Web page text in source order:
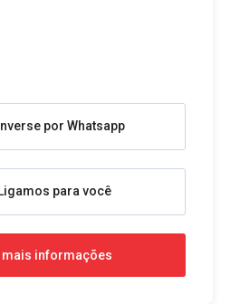
por Whatsapp
Ligamos para você
mais informações